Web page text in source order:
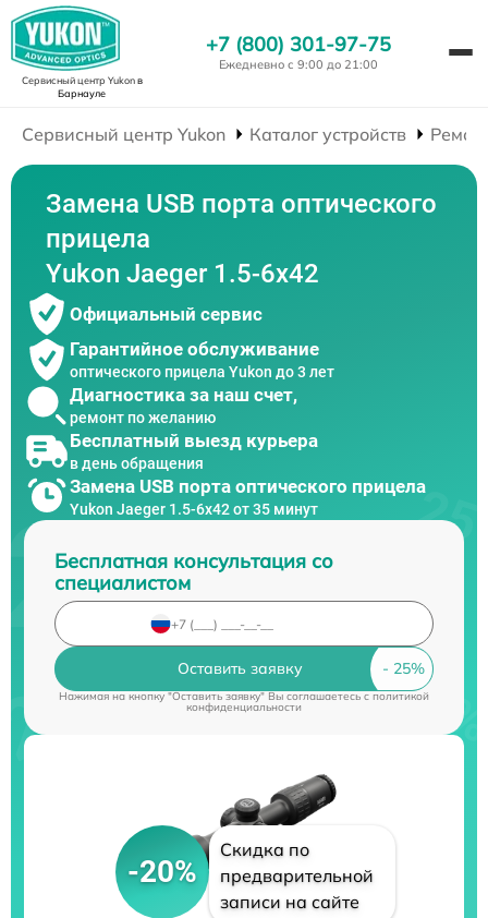
Сервисный центр Yukonв
Барнауле
+7 (800) 301-97-75
Ежедневно с 9:00 до 21:00
Сервисный центр Yukon Каталог устройств
Замена USB порта оптического
прицела
Yukon Jaeger 1.5-6x42
Официальный сервис
Гарантийное обслуживание
оптического прицела Yukon до 3 лет
Диагностика за наш счет,
ремонт по желанию
Бесплатный выезд курьера
в день обращения
Замена USB порта оптического прицела
Yukon Jaeger 1.5-6x42 от 35 минут
Бесплатная консультация со
специалистом
Оставить заявку
Нажимая на кнопку "Оставить заявку" Вы соглашаетесь cполитикой
конфиденциальности
-20%
Скидка по
предварительной
записи на сайте